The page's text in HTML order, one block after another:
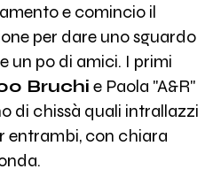
e comincio il
per dare uno sguardo
un po di amici. I primi
Bruchi e Paola "A&R"
di chissà quali intrallazzi
entrambi, con chiara